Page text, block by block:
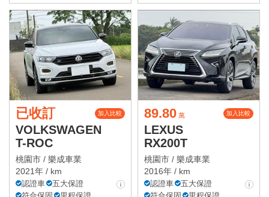
已收訂 加入比較
VOLKSWAGEN
T-ROC
桃園市 / 樂成車業
2021年 / km
認證車
五大保證
89.80 萬 加入比較
LEXUS
RX200T
桃園市 / 樂成車業
2016年 / km
認證車
五大保證